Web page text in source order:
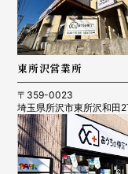
東所沢営業所
〒359-0023
埼玉県所沢市東所沢和田